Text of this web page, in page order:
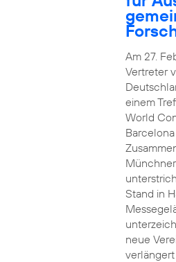
Am 27.
Vertreter
einem
World
Stand in
neue